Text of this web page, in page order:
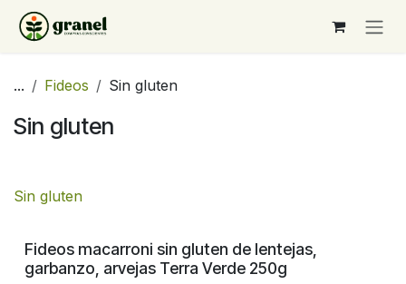
Ir al contenido
... Fideos Sin gluten
Sin gluten
Sin gluten
Fideos macarroni sin gluten de lentejas,
garbanzo, arvejas Terra Verde 250g